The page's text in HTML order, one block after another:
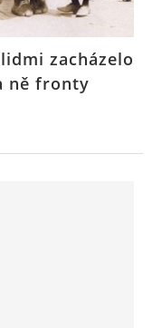
zacházelo
ně fronty